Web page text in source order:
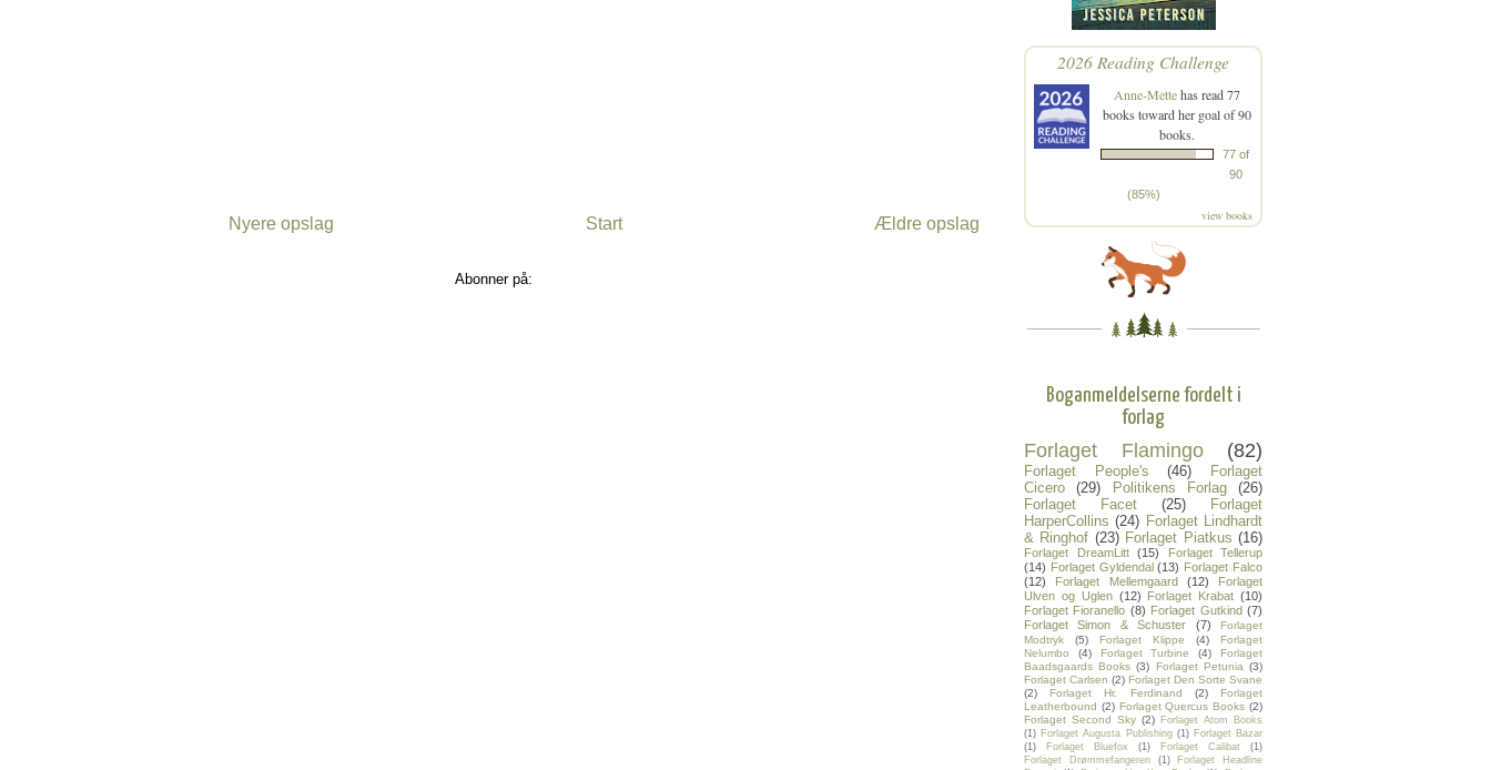
Nyere opslag Ældre opslag
Start
Abonner på:
2026 Reading Challenge
Anne-Mettehas read 77
books toward her goal of 90
books.
77 of
90
(85%)
view books
Boganmeldelserne fordelt i
forlag
Forlaget Flamingo (82)
Forlaget People's (46)
Forlaget
Cicero
(29) Politikens Forlag
(26)
Forlaget Facet
(25)
Forlaget
HarperCollins (24) Forlaget Lindhardt
& Ringhof (23) Forlaget Piatkus (16)
Forlaget DreamLitt (15)
Forlaget Tellerup
(14) Forlaget Gyldendal (13) Forlaget Falco
(12)
Forlaget Mellemgaard (12)
Forlaget
Ulven og Uglen (12) Forlaget Krabat (10)
Forlaget Fioranello (8) Forlaget Gutkind (7)
Forlaget Simon & Schuster
(7)
Forlaget
Modtryk
(5) Forlaget Klippe (4)
Forlaget
Nelumbo
(4) Forlaget Turbine (4)
Forlaget
Baadsgaards Books (3) Forlaget Petunia (3)
Forlaget Carlsen (2) Forlaget Den Sorte Svane
(2)
Forlaget Hr. Ferdinand (2)
Forlaget
Leatherbound (2) Forlaget Quercus Books (2)
Forlaget Second Sky (2) Forlaget Atom Books
(1) Forlaget Augusta Publishing (1) Forlaget Bazar
(1)
Forlaget Bluefox (1) Forlaget Calibat
(1)
Forlaget Drømmefangeren
(1)
Forlaget Headline